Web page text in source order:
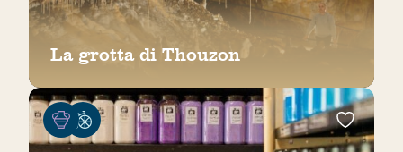
La grotta di Thouzon